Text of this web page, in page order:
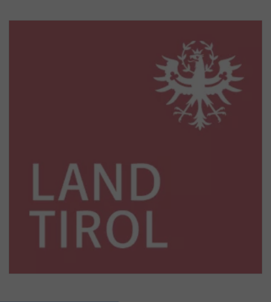
Dieses Cookie enthält eine eindeutige ID,
über die Ihre bevorzugten Einstellungen und
andere Informationen gespeichert werden.
Dieser Google-Cookie wird zur Optimierung
von Werbung eingesetzt, um für Nutzer
relevante Anzeigen bereitzustellen, Berichte